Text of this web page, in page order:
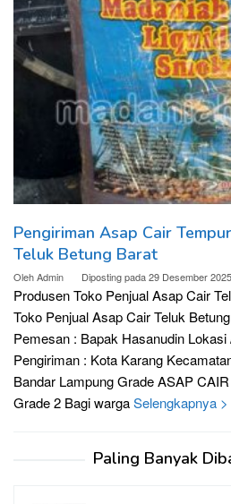
Pengiriman Asap Cair
Teluk Betung Barat
OlehAdmin Diposting pada29 Desember 2025
Produsen Toko Penjual Asap Cair
Toko Penjual Asap Cair Teluk
Pemesan : Bapak Hasanudin Lokasi
Pengiriman : Kota Karang
Bandar Lampung Grade ASAP
Grade 2 Bagi wargaSelengkapnya >
Paling Banyak